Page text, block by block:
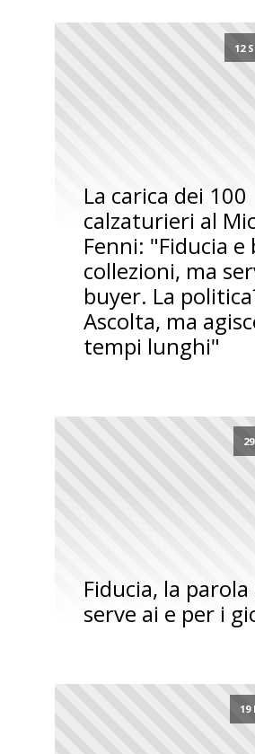
12
La carica dei 100
calzaturieri al
Fenni: "Fiducia e
collezioni, ma
buyer. La
Ascolta, ma
tempi lunghi"
Fiducia, la parola
serve ai e per i
19